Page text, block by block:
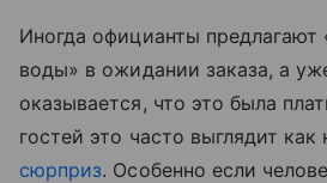
Иногда официанты предлагают
воды» в ожидании заказа, а
оказывается, что это была
гостей это часто выглядит как
сюрприз. Особенно если